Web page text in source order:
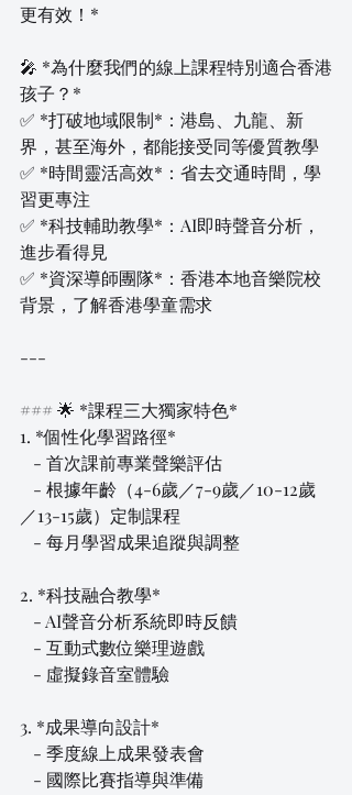
更有效！*
🎤 *為什麼我們的線上課程特別適合香港
孩子？*
✅ *打破地域限制*：港島、九龍、新
界，甚至海外，都能接受同等優質教學
✅ *時間靈活高效*：省去交通時間，學
習更專注
✅ *科技輔助教學*：AI即時聲音分析，
進步看得見
✅ *資深導師團隊*：香港本地音樂院校
背景，了解香港學童需求
---
### 🌟 *課程三大獨家特色*
1. *個性化學習路徑*
   - 首次課前專業聲樂評估
／13-15歲）定制課程
   - 每月學習成果追蹤與調整
2. *科技融合教學*
   - AI聲音分析系統即時反饋
   - 互動式數位樂理遊戲
   - 虛擬錄音室體驗
3. *成果導向設計*
   - 季度線上成果發表會
   - 國際比賽指導與準備